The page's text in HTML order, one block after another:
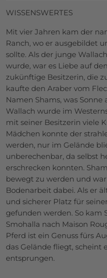
WISSENSWERTES
Mit vier Jahren kam der
Ranch, wo er ausgebildet
sollte. Als der junge
wurde, war es Liebe auf
zukünftige Besitzerin, die
kaufte den Araber vom
Namen Shams, was
Wallach wurde im
mit seiner Besitzerin viele
Mädchen konnte der
werden, nur im Gelände
unberechenbar, da selbst
erschrecken konnten.
bewegt zu werden und
Bodenarbeit dabei. Als er
und sicherer Platz für
gefunden werden. So kam
Smohalla nach Maison
Pferd ist ein Genuss fürs
das Gelände fliegt, scheint
entsprungen.